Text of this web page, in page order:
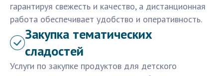
гарантируя свежесть и качество, а дистанционная
работа обеспечивает удобство и оперативность.
Закупка тематических
сладостей
Услуги по закупке продуктов для детского